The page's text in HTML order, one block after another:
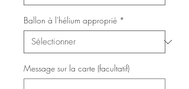
Ballon à l'hélium approprié *
Message sur la carte (facultatif)